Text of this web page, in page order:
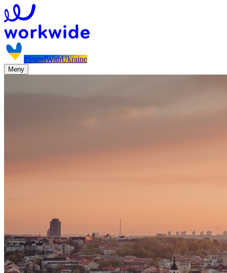
#StandWithUkraine
Meny